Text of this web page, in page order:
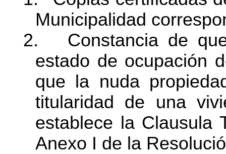
Municipalidad
2.
Constancia de
estado de ocupación
que la nuda
titularidad de una
establece la Clausula
Anexo I de la